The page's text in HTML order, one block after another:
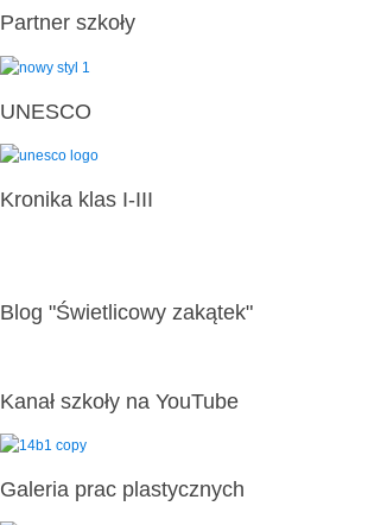
Partner szkoły
UNESCO
Kronika klas I-III
Blog "Świetlicowy zakątek"
Kanał szkoły na YouTube
Galeria prac plastycznych